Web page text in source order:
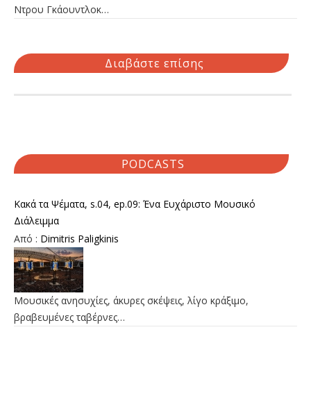
Ντρου Γκάουντλοκ…
Διαβάστε επίσης
PODCASTS
Κακά τα Ψέματα, s.04, ep.09: Ένα Ευχάριστο Μουσικό
Διάλειμμα
Από : Dimitris Paligkinis
Μουσικές ανησυχίες, άκυρες σκέψεις, λίγο κράξιμο,
βραβευμένες ταβέρνες…